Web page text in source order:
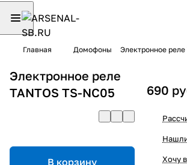
Главная Домофоны Электронное реле
Электронное реле
TANTOS TS-NC05
В корзину
690
Хочу